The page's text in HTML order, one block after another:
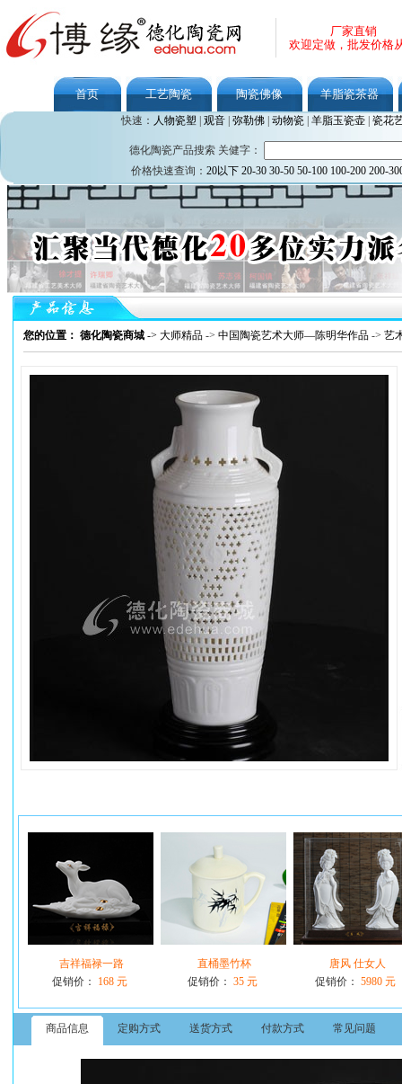
厂家直销
欢迎定做，批发价格
首页 工艺陶瓷 陶瓷佛像 羊脂瓷茶器
快速： 人物瓷塑 观音| 弥勒佛| 动物瓷| 羊脂玉瓷壶| 瓷花
德化陶瓷产品搜索 关健字：
价格快速查询： 20以下 20-30 30-50 50-100 100-200 200-
您的位置： 德化陶瓷商城 -> 大师精品 -> 中国陶瓷艺术大师—陈明华作品 -> 艺
吉祥福禄一路
促销价：
168 元
直桶墨竹杯
促销价： 35 元
唐风 仕女人
促销价： 5980 元
商品信息 定购方式 送货方式 付款方式 常见问题